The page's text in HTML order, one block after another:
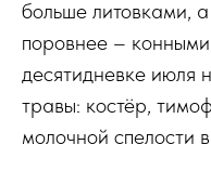
больше литовками,
поровнее –
десятидневке июля
травы: костёр,
молочной спелости